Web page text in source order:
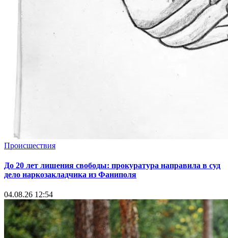
Происшествия
До 20 лет лишения свободы: прокуратура направила в суд
дело наркозакладчика из Фаниполя
04.08.26 12:54